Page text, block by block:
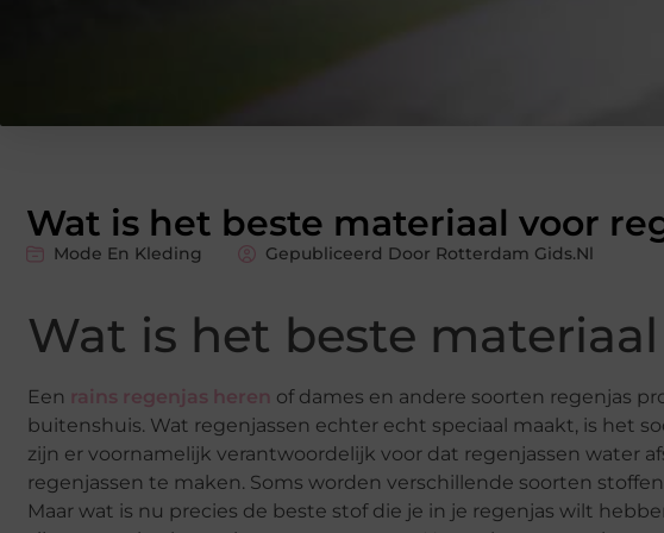
Wat is het beste materiaal voor
Mode En Kleding Gepubliceerd Door Rotterdam Gids.nl
Wat is het beste
Een rains regenjas heren of dames en andere soorten regenjas
buitenshuis. Wat regenjassen echter echt speciaal maakt, is het
zijn er voornamelijk verantwoordelijk voor dat regenjassen water
regenjassen te maken. Soms worden verschillende soorten
Maar wat is nu precies de beste stof die je in je regenjas wilt